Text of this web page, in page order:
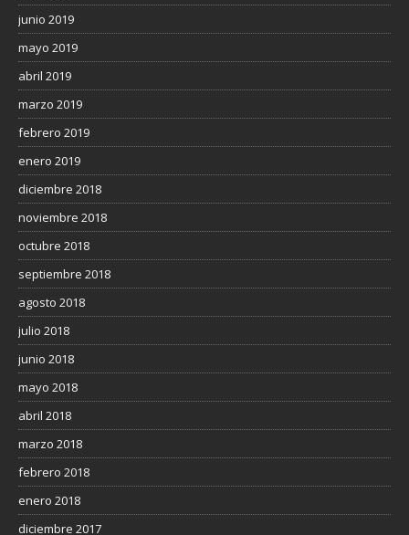
junio 2019
mayo 2019
abril 2019
marzo 2019
febrero 2019
enero 2019
diciembre 2018
noviembre 2018
octubre 2018
septiembre 2018
agosto 2018
julio 2018
junio 2018
mayo 2018
abril 2018
marzo 2018
febrero 2018
enero 2018
diciembre 2017